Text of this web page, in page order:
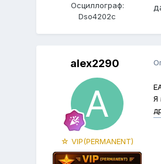
Осциллограф:
Dso4202c
alex2290
☆ VIP(PERMANENT)
Я